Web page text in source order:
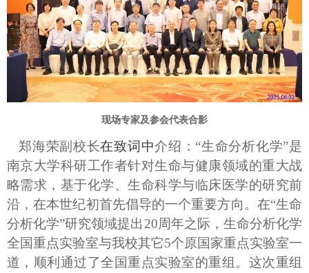
现场专家及参会代表合影
郑海荣副校长在致词中介绍：“生命分析化学”是
南京大学科研工作者针对生命与健康领域的重大战
略需求，基于化学、生命科学与临床医学的研究前
沿，在本世纪初首先倡导的一个重要方向。在“生命
分析化学”研究领域提出 20周年之际，生命分析化学
全国重点实验室与我校其它5个原国家重点实验室一
道，顺利通过了全国重点实验室的重组。这次重组